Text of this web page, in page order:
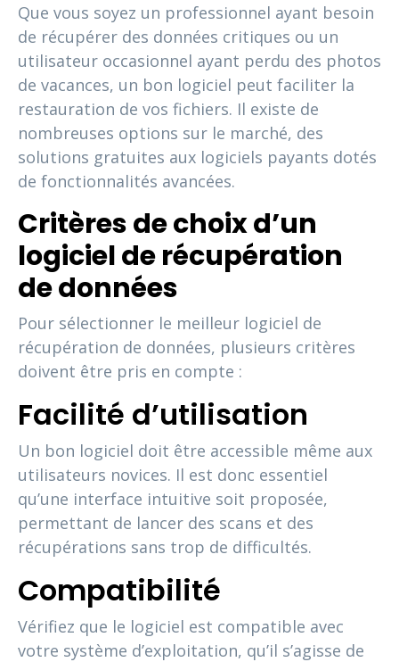
Que vous soyez un professionnel ayant besoin
de récupérer des données critiques ou un
utilisateur occasionnel ayant perdu des photos
de vacances, un bon logiciel peut faciliter la
restauration de vos fichiers. Il existe de
nombreuses options sur le marché, des
solutions gratuites aux logiciels payants dotés
de fonctionnalités avancées.
Critères de choix d’un
logiciel de récupération
de données
Pour sélectionner le meilleur logiciel de
récupération de données, plusieurs critères
doivent être pris en compte :
Facilité d’utilisation
Un bon logiciel doit être accessible même aux
utilisateurs novices. Il est donc essentiel
qu’une interface intuitive soit proposée,
permettant de lancer des scans et des
récupérations sans trop de difficultés.
Compatibilité
Vérifiez que le logiciel est compatible avec
votre système d’exploitation, qu’il s’agisse de